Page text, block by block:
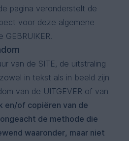
pagina veronderstelt de
voor deze algemene
van de SITE, de uitstraling
in tekst als in beeld zijn
van de UITGEVER of van
en/of copiëren van de
de methode die
waaronder, maar niet